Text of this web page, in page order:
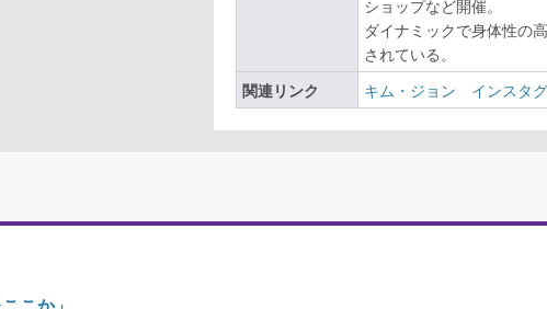
ショップなど開催。
ダイナミックで身体性の
されている。
関連リンク
キム・ジョン インスタ